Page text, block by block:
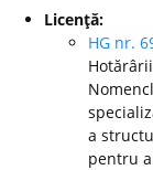
Licenţă:
HG nr.
a
pentru